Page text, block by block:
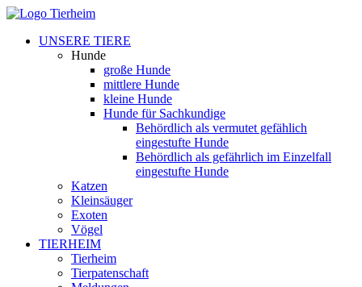
UNSERE TIERE
Hunde
große Hunde
mittlere Hunde
kleine Hunde
Hunde für Sachkundige
Behördlich als vermutet gefählich
eingestufte Hunde
Behördlich als gefährlich im Einzelfall
eingestufte Hunde
Katzen
Kleinsäuger
Exoten
Vögel
TIERHEIM
Tierheim
Tierpatenschaft